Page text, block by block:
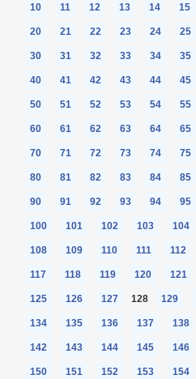
10 11 12 13 14 15
20 21 22 23 24 25
30 31 32 33 34 35
40 41 42 43 44 45
50 51 52 53 54 55
60 61 62 63 64 65
70 71 72 73 74 75
80 81 82 83 84 85
90 91 92 93 94 95
100 101 102 103 104
108 109 110 111 112
117 118 119 120 121
125 126 127 128 129
134 135 136 137 138
142 143 144 145 146
150 151 152 153 154